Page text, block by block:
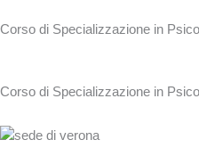
Corso di Specializzazione in
Corso di Specializzazione in